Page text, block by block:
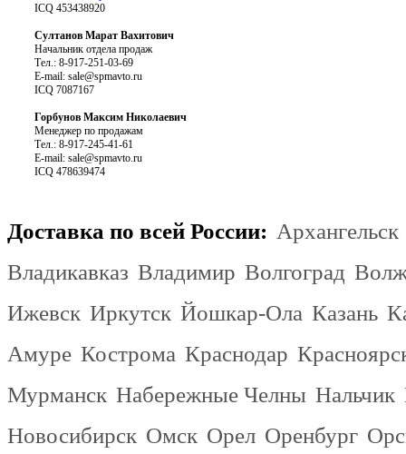
ICQ 453438920
Султанов Марат Вахитович
Начальник отдела продаж
Тел.: 8-917-251-03-69
E-mail: sale@spmavto.ru
ICQ 7087167
Горбунов Максим Николаевич
Менеджер по продажам
Тел.: 8-917-245-41-61
E-mail: sale@spmavto.ru
ICQ 478639474
Доставка по всей России: Архангельск
Владикавказ Владимир Волгоград
Ижевск Иркутск Йошкар-Ола Казань
Амуре Кострома Краснодар
Мурманск Набережные Челны Нальчик
Новосибирск Омск Орел Оренбург